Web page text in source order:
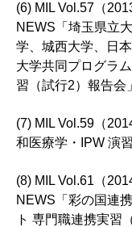
(6) MIL Vol.57（
NEWS「埼玉県立
学、城西大学、日
大学共同プログラ
習（試行2）報告会」
(7) MIL Vol.59（
和医療学・IPW 演
(8) MIL Vol.61（
NEWS「彩の国連
ト 専門職連携実習